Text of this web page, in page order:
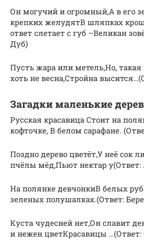
Он могучий и огромный,А в его
крепких желудятВ шляпках
ответ слетает с губ –Великан
Дуб)
Пусть жара или метель,Но, такая
хоть не весна,Стройна
Загадки маленькие
Русская красавица Стоит на
кофточке, В белом сарафане.
Поздно дерево цветёт,У неё сок
пчёлы мёд,Пьют нектар
На полянке девчонкиВ белых
зеленых полушалках.(Ответ:
Куста чудесней нет,Он славит
и нежен цветКрасавицы …(Ответ: